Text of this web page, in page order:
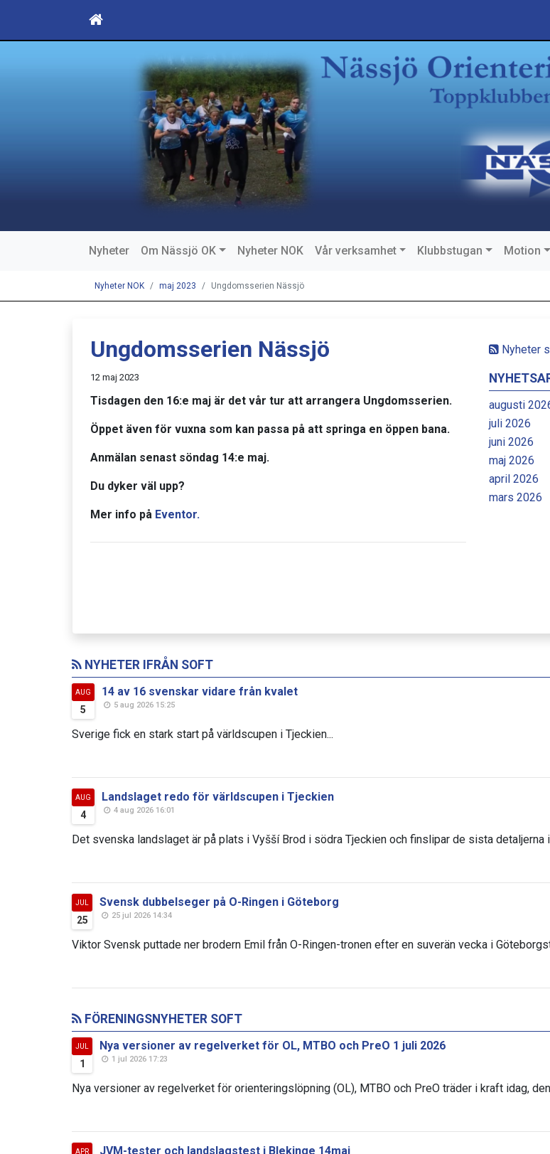
Nyheter Om Nässjö OK Nyheter NOK Vår verksamhet Klubbstugan Motion
Nyheter NOK maj 2023 Ungdomsserien Nässjö
Nyheter
augusti
juli 2026
juni 2026
maj 2026
april 2026
mars 2026
Ungdomsserien Nässjö
12 maj 2023
Tisdagen den 16:e maj är det vår tur att arrangera Ungdomsserien.
Öppet även för vuxna som kan passa på att springa en öppen bana.
Anmälan senast söndag 14:e maj.
Du dyker väl upp?
Mer info på Eventor.
NYHETER IFRÅN SOFT
AUG
5
14 av 16 svenskar vidare från kvalet
5 aug 2026 15:25
Sverige fick en stark start på världscupen i Tjeckien...
AUG
4
Landslaget redo för världscupen i Tjeckien
4 aug 2026 16:01
Det svenska landslaget är på plats i Vyšší Brod i södra Tjeckien och finslipar de sista detaljerna
JUL
25
Svensk dubbelseger på O-Ringen i Göteborg
25 jul 2026 14:34
Viktor Svensk puttade ner brodern Emil från O-Ringen-tronen efter en suverän vecka i
FÖRENINGSNYHETER SOFT
JUL
1
Nya versioner av regelverket för OL, MTBO och PreO 1 juli 2026
1 jul 2026 17:23
Nya versioner av regelverket för orienteringslöpning (OL), MTBO och PreO träder i kraft idag,
APR JVM-tester och landslagstest i Blekinge 14maj